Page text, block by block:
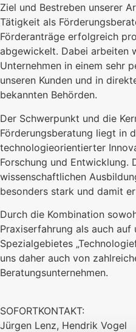
Ziel und Bestreben unserer
Tätigkeit als
Förderanträge erfolgreich
abgewickelt. Dabei arbeiten
Unternehmen in einem sehr
unseren Kunden und in
bekannten Behörden.
Der Schwerpunkt und die
Förderungsberatung liegt in
technologieorientierter
Forschung und Entwicklung.
wissenschaftlichen
besonders stark und damit
Durch die Kombination
Praxiserfahrung als auch auf
Spezialgebietes
uns daher auch von
Beratungsunternehmen.
SOFORTKONTAKT:
Jürgen Lenz, Hendrik Vogel